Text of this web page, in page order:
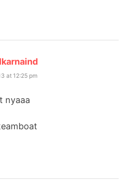
at 12:25 pm
nyaaa